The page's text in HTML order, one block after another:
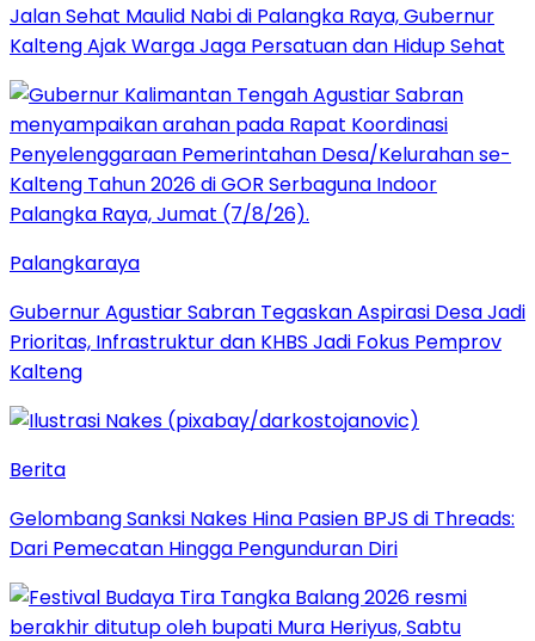
Jalan Sehat Maulid Nabi di Palangka Raya, Gubernur
Kalteng Ajak Warga Jaga Persatuan dan Hidup Sehat
Palangkaraya
Gubernur Agustiar Sabran Tegaskan Aspirasi Desa Jadi
Prioritas, Infrastruktur dan KHBS Jadi Fokus Pemprov
Kalteng
Berita
Gelombang Sanksi Nakes Hina Pasien BPJS di Threads:
Dari Pemecatan Hingga Pengunduran Diri